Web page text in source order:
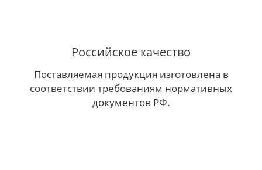
Российское качество
Поставляемая продукция изготовлена в
соответствии требованиям нормативных
документов РФ.